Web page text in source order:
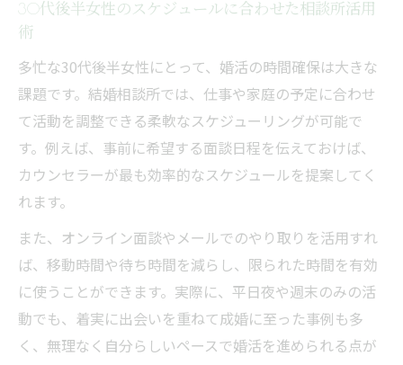
30代後半女性のスケジュールに合わせた相談所活用
術
多忙な30代後半女性にとって、婚活の時間確保は大きな
課題です。結婚相談所では、仕事や家庭の予定に合わせ
て活動を調整できる柔軟なスケジューリングが可能で
す。例えば、事前に希望する面談日程を伝えておけば、
カウンセラーが最も効率的なスケジュールを提案してく
れます。
また、オンライン面談やメールでのやり取りを活用すれ
ば、移動時間や待ち時間を減らし、限られた時間を有効
に使うことができます。実際に、平日夜や週末のみの活
動でも、着実に出会いを重ねて成婚に至った事例も多
く、無理なく自分らしいペースで婚活を進められる点が